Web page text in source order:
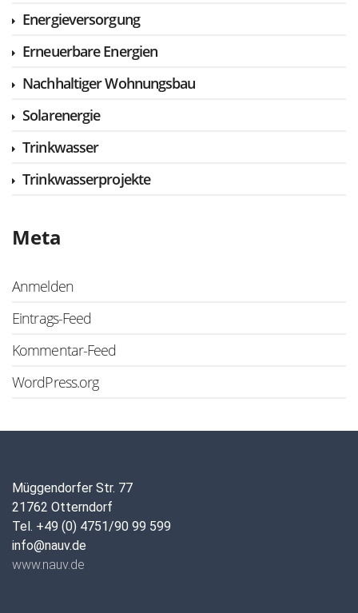
Energieversorgung
Erneuerbare Energien
Nachhaltiger Wohnungsbau
Solarenergie
Trinkwasser
Trinkwasserprojekte
Meta
Anmelden
Eintrags-Feed
Kommentar-Feed
WordPress.org
Müggendorfer Str. 77
21762 Otterndorf
Tel. +49 (0) 4751/90 99 599
info@nauv.de
www.nauv.de